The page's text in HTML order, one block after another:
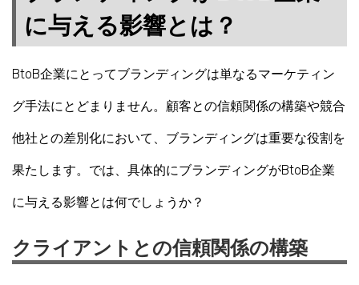
に与える影響とは？
BtoB企業にとってブランディングは単なるマーケティン
グ手法にとどまりません。顧客との信頼関係の構築や競合
他社との差別化において、ブランディングは重要な役割を
果たします。では、具体的にブランディングがBtoB企業
に与える影響とは何でしょうか？
クライアントとの信頼関係の構築